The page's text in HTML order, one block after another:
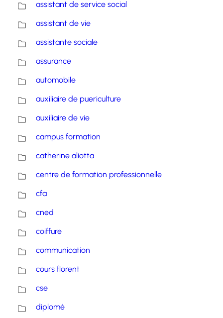
assistant de service social
assistant de vie
assistante sociale
assurance
automobile
auxiliaire de puericulture
auxiliaire de vie
campus formation
catherine aliotta
centre de formation professionnelle
cfa
cned
coiffure
communication
cours florent
cse
diplomé